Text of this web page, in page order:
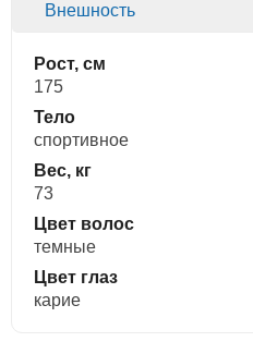
Внешность
Рост, см
175
Тело
спортивное
Вес, кг
73
Цвет волос
темные
Цвет глаз
карие